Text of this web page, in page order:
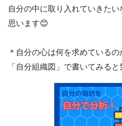
自分の中に取り入れていきたい
思います😊
＊自分の心は何を求めているの
「自分組織図」で書いてみる